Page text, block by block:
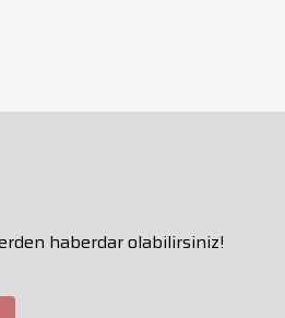
haberdar olabilirsiniz!